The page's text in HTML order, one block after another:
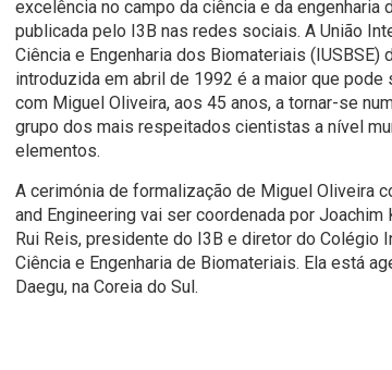
excelência no campo da ciência e da engenharia
publicada pelo I3B nas redes sociais. A União
Ciência e Engenharia dos Biomateriais
introduzida em abril de 1992 é a maior que
com Miguel Oliveira, aos 45 anos, a tornar-se
grupo dos mais respeitados cientistas a nível
elementos.
A cerimónia de formalização de Miguel Oliveira
and Engineering vai ser coordenada por Joachim
Rui Reis, presidente do I3B e diretor do Colégio
Ciência e Engenharia de Biomateriais. Ela está
Daegu, na Coreia do Sul.